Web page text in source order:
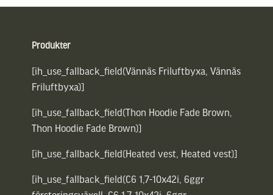
Produkter
[ih_use_fallback_field(Vännäs Friluftbyxa, Vännäs
Friluftbyxa)]
[ih_use_fallback_field(Thon Hoodie Fade Brown,
Thon Hoodie Fade Brown)]
[ih_use_fallback_field(Heated vest, Heated vest)]
[ih_use_fallback_field(C6 1,7-10x42i, 6ggr